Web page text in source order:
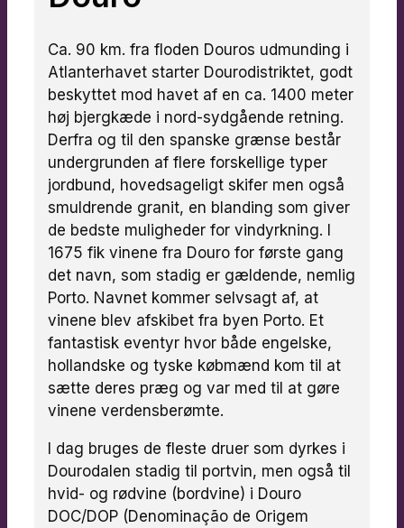
Ca. 90 km. fra floden Douros udmunding i
Atlanterhavet starter Dourodistriktet, godt
beskyttet mod havet af en ca. 1400 meter
høj bjergkæde i nord-sydgående retning.
Derfra og til den spanske grænse består
undergrunden af flere forskellige typer
jordbund, hovedsageligt skifer men også
smuldrende granit, en blanding som giver
de bedste muligheder for vindyrkning. I
1675 fik vinene fra Douro for første gang
det navn, som stadig er gældende, nemlig
Porto. Navnet kommer selvsagt af, at
vinene blev afskibet fra byen Porto. Et
fantastisk eventyr hvor både engelske,
hollandske og tyske købmænd kom til at
sætte deres præg og var med til at gøre
vinene verdensberømte.
I dag bruges de fleste druer som dyrkes i
Dourodalen stadig til portvin, men også til
hvid- og rødvine (bordvine) i Douro
DOC/DOP (Denominação de Origem